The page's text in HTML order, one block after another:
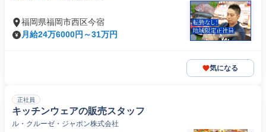
福岡県福岡市西区今宿
月給24万6000円～31万円
気になる
正社員
キッチンウェアの販売スタッフ
ル・クルーゼ・ジャポン株式会社